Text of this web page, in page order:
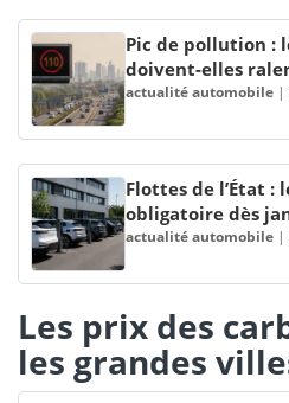
Pic de pollution :
doivent-elles
actualité automobile |
Flottes de l’État
obligatoire dès
actualité automobile |
Les prix des
les grandes